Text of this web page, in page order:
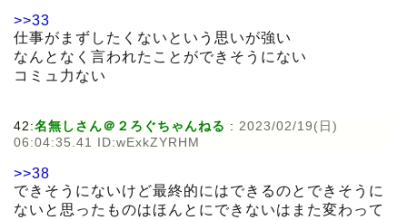
>>33
仕事がまずしたくないという思いが強い
なんとなく言われたことができそうにない
コミュ力ない
42:名無しさん＠２ろぐちゃんねる : 2023/02/19(日)
06:04:35.41 ID:wExkZYRHM
>>38
できそうにないけど最終的にはできるのとできそうに
ないと思ったものはほんとにできないはまた変わって